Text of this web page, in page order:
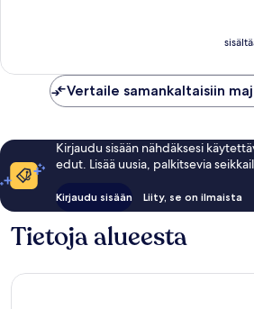
Vertaile samankaltaisiin
Kirjaudu sisään nähdäksesi
edut. Lisää uusia, palkitsevia
Kirjaudu sisään Liity, se on ilmaista
Tietoja alueesta